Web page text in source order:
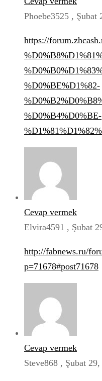
Phoebe3525 , Şubat
https://
%D0%BE%D1%82-
%D0%B4%D0%BE-
Cevap vermek
Elvira4591 , Şubat
http://fabnews.ru/
p=71678#post71678
Cevap vermek
Steve868 , Şubat